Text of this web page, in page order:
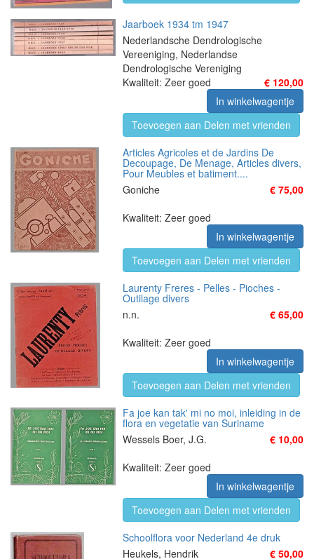
Jaarboek 1934 tm 1947
Nederlandsche Dendrologische
Vereeniging, Nederlandse
Dendrologische Vereniging
€ 120,00
Kwaliteit: Zeer goed
In winkelwagentje
Toevoegen aan Delen met vrienden
Articles Agricoles et de Jardins De
Decoupage, De Menage, Articles divers,
Pour Meubles et batiment....
Goniche
€ 75,00
Kwaliteit: Zeer goed
In winkelwagentje
Toevoegen aan Delen met vrienden
Laurenty Freres - Pelles - Pioches -
Outilage divers
n.n.
€ 65,00
Kwaliteit: Zeer goed
In winkelwagentje
Toevoegen aan Delen met vrienden
Fa joe kan tak' mi no moi, inleiding in de
flora en vegetatie van Suriname
Wessels Boer, J.G.
€ 10,00
Kwaliteit: Zeer goed
In winkelwagentje
Toevoegen aan Delen met vrienden
Schoolflora voor Nederland 4e druk
Heukels, Hendrik
€ 50,00